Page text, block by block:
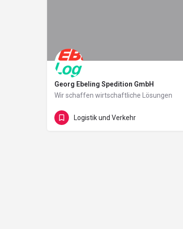
Georg Ebeling Spedition GmbH
Wir schaffen wirtschaftliche Lösungen
An Der Autobahn 9
Logistik und Verkehr